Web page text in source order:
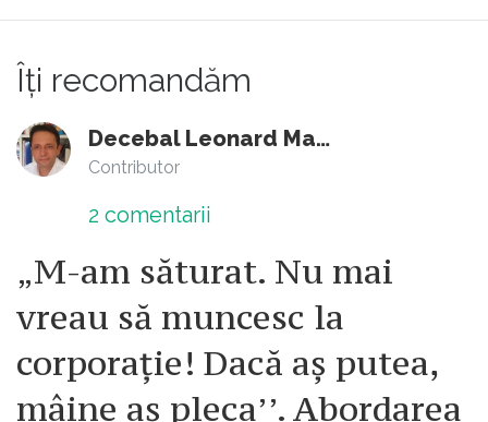
Îți recomandăm
Decebal Leonard Marin
Contributor
2 comentarii
„M-am săturat. Nu mai
vreau să muncesc la
corporație! Dacă aș putea,
mâine aș pleca’’. Abordarea